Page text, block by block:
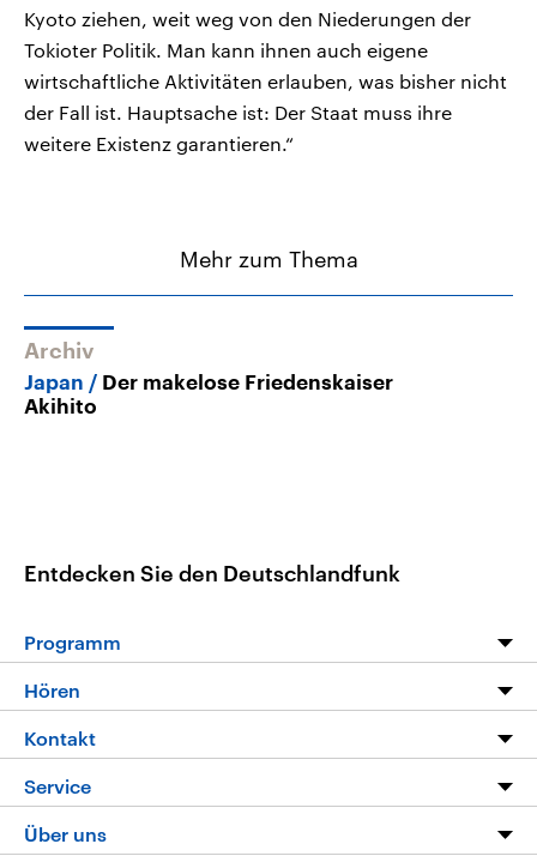
Kyoto ziehen, weit weg von den Niederungen der
Tokioter Politik. Man kann ihnen auch eigene
wirtschaftliche Aktivitäten erlauben, was bisher nicht
der Fall ist. Hauptsache ist: Der Staat muss ihre
weitere Existenz garantieren.“
Mehr zum Thema
Archiv
Japan
Der makelose Friedenskaiser
Akihito
Entdecken Sie den Deutschlandfunk
Programm
Programm
Die Nachrichten
Nachrichtenleicht
Neue Beiträge auf dlf.de
Hören
Livestream
Podcasts
Deutschlandfunk App
Kontakt
Hörerservice
Service
FAQ
Über uns